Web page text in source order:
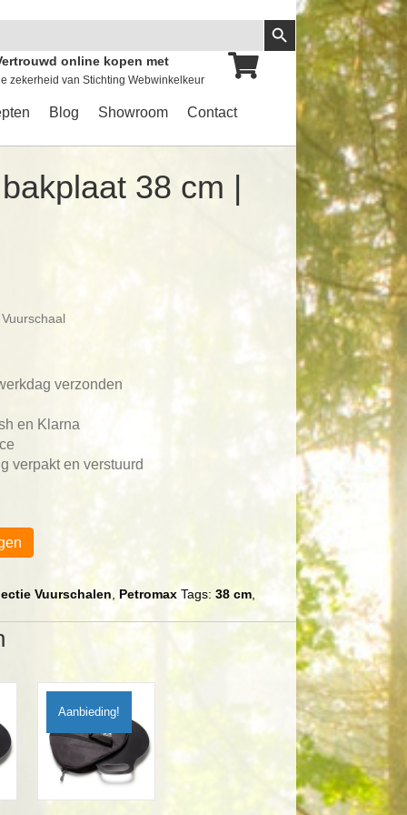
Zoekknop
online kopen met
zekerheid van Stichting Webwinkelkeur
Blog Showroom Contact
38 cm |
verzonden
en Klarna
verpakt en verstuurd
Vuurschalen Petromax Tags:38 cm
Aanbieding!